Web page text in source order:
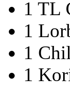
1 TL
1
1
1